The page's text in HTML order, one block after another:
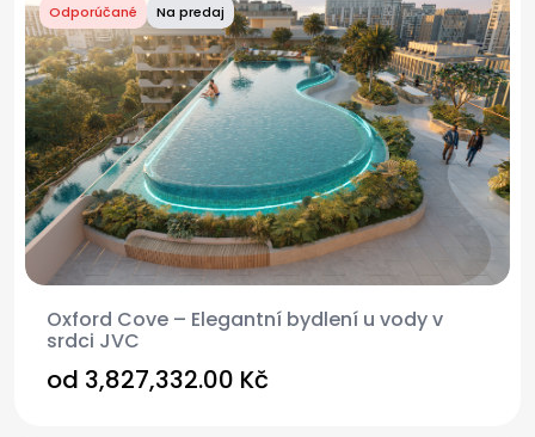
Odporúčané Na predaj
Oxford Cove – Elegantní bydlení u vody v
srdci JVC
od 3,827,332.00 Kč